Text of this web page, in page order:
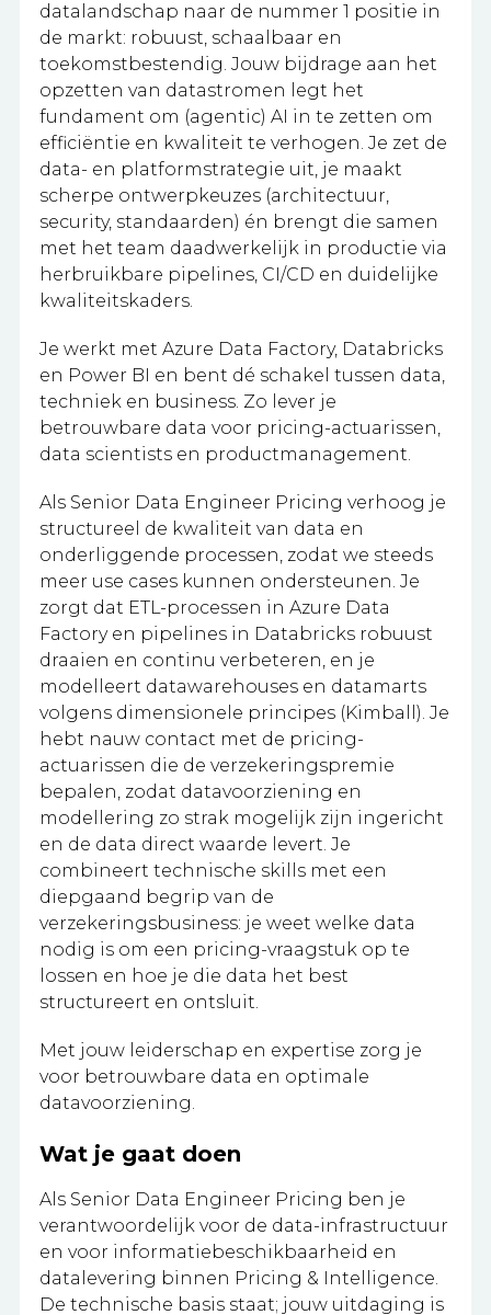
datalandschap naar de nummer 1 positie in
de markt: robuust, schaalbaar en
toekomstbestendig. Jouw bijdrage aan het
opzetten van datastromen legt het
fundament om (agentic) AI in te zetten om
efficiëntie en kwaliteit te verhogen. Je zet de
data- en platformstrategie uit, je maakt
scherpe ontwerpkeuzes (architectuur,
security, standaarden) én brengt die samen
met het team daadwerkelijk in productie via
herbruikbare pipelines, CI/CD en duidelijke
kwaliteitskaders.
Je werkt met Azure Data Factory, Databricks
en Power BI en bent dé schakel tussen data,
techniek en business. Zo lever je
betrouwbare data voor pricing-actuarissen,
data scientists en productmanagement.
Als Senior Data Engineer Pricing verhoog je
structureel de kwaliteit van data en
onderliggende processen, zodat we steeds
meer use cases kunnen ondersteunen. Je
zorgt dat ETL-processen in Azure Data
Factory en pipelines in Databricks robuust
draaien en continu verbeteren, en je
modelleert datawarehouses en datamarts
volgens dimensionele principes (Kimball). Je
hebt nauw contact met de pricing-
actuarissen die de verzekeringspremie
bepalen, zodat datavoorziening en
modellering zo strak mogelijk zijn ingericht
en de data direct waarde levert. Je
combineert technische skills met een
diepgaand begrip van de
verzekeringsbusiness: je weet welke data
nodig is om een pricing-vraagstuk op te
lossen en hoe je die data het best
structureert en ontsluit.
Met jouw leiderschap en expertise zorg je
voor betrouwbare data en optimale
datavoorziening.
Wat je gaat doen
Als Senior Data Engineer Pricing ben je
verantwoordelijk voor de data-infrastructuur
en voor informatiebeschikbaarheid en
datalevering binnen Pricing & Intelligence.
De technische basis staat; jouw uitdaging is